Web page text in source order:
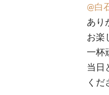
@白
あり
お楽
一杯
当日
くだ